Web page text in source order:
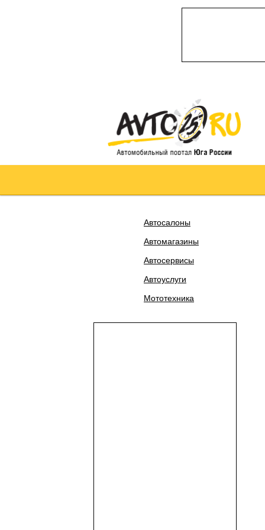
Автосалоны
Автомагазины
Автосервисы
Автоуслуги
Мототехника